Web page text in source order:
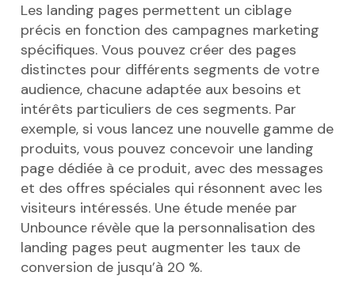
Les landing pages permettent un ciblage
précis en fonction des campagnes marketing
spécifiques. Vous pouvez créer des pages
distinctes pour différents segments de votre
audience, chacune adaptée aux besoins et
intérêts particuliers de ces segments. Par
exemple, si vous lancez une nouvelle gamme de
produits, vous pouvez concevoir une landing
page dédiée à ce produit, avec des messages
et des offres spéciales qui résonnent avec les
visiteurs intéressés. Une étude menée par
Unbounce révèle que la personnalisation des
landing pages peut augmenter les taux de
conversion de jusqu’à 20 %.